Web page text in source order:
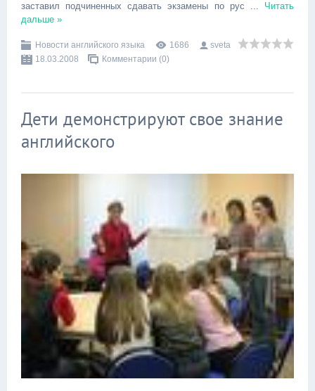
заставил подчиненных сдавать экзамены по рус ... Читать
дальше »
Новости английского языка 1686
sveta
18.03.2008
Комментарии (0)
Дети демонстрируют свое знание
английского